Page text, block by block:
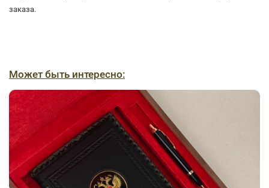
заказа.
Может быть интересно: